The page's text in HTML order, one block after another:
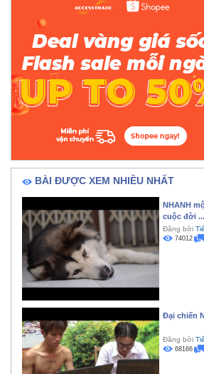
BÀI ĐƯỢC XEM NHIỀU NHẤT
NHANH
cuộc đời ...
Đăng bởi
74012
Đại chiến
Đăng bởi
68166